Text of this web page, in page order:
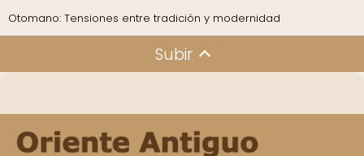
Otomano: Tensiones entre tradición y modernidad
Subir